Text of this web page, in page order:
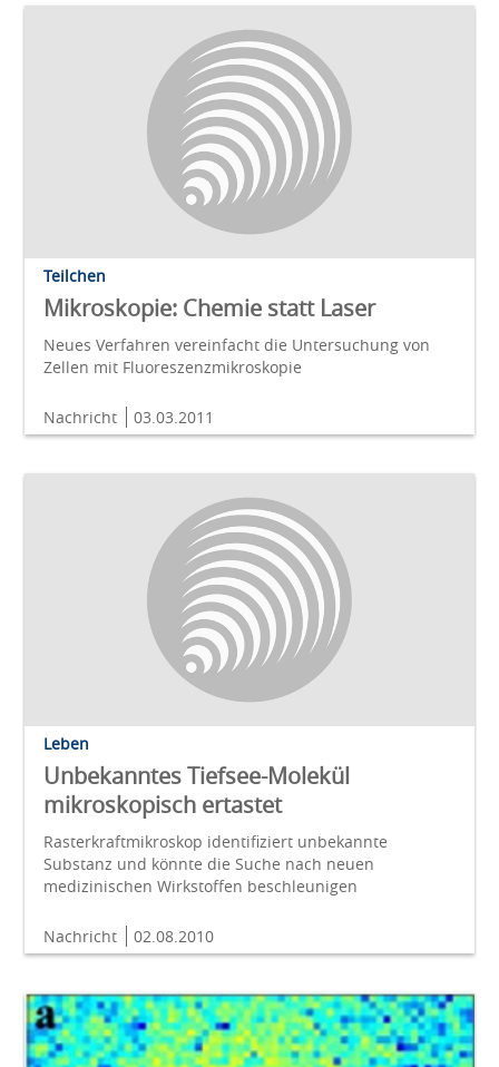
Teilchen
Mikroskopie: Chemie statt Laser
Neues Verfahren vereinfacht die Untersuchung von
Zellen mit Fluoreszenzmikroskopie
Nachricht 03.03.2011
Leben
Unbekanntes Tiefsee-Molekül
mikroskopisch ertastet
Rasterkraftmikroskop identifiziert unbekannte
Substanz und könnte die Suche nach neuen
medizinischen Wirkstoffen beschleunigen
Nachricht 02.08.2010